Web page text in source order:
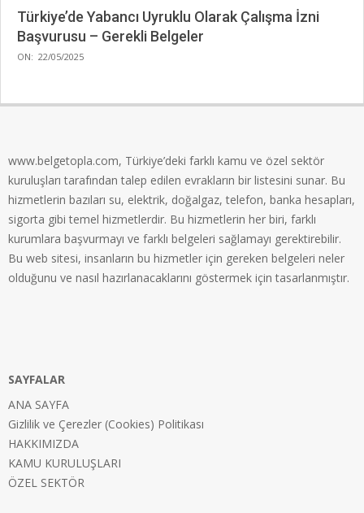
Türkiye’de Yabancı Uyruklu Olarak Çalışma İzni
Başvurusu – Gerekli Belgeler
2025-
ON: 22/05/2025
www.belgetopla.com, Türkiye’deki farklı kamu ve özel sektör
kuruluşları tarafından talep edilen evrakların bir listesini sunar. Bu
hizmetlerin bazıları su, elektrik, doğalgaz, telefon, banka hesapları,
sigorta gibi temel hizmetlerdir. Bu hizmetlerin her biri, farklı
kurumlara başvurmayı ve farklı belgeleri sağlamayı gerektirebilir.
Bu web sitesi, insanların bu hizmetler için gereken belgeleri neler
olduğunu ve nasıl hazırlanacaklarını göstermek için tasarlanmıştır.
SAYFALAR
ANA SAYFA
Gizlilik ve Çerezler (Cookies) Politikası
HAKKIMIZDA
KAMU KURULUŞLARI
ÖZEL SEKTÖR